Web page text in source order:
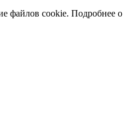
файлов cookie. Подробнее о